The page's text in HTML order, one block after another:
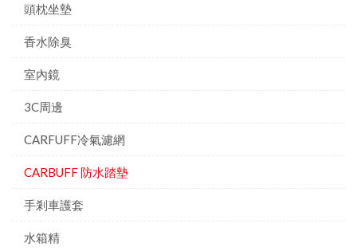
頭枕坐墊
香水除臭
室內鏡
3C周邊
CARFUFF冷氣濾網
CARBUFF 防水踏墊
手剎車護套
水箱精